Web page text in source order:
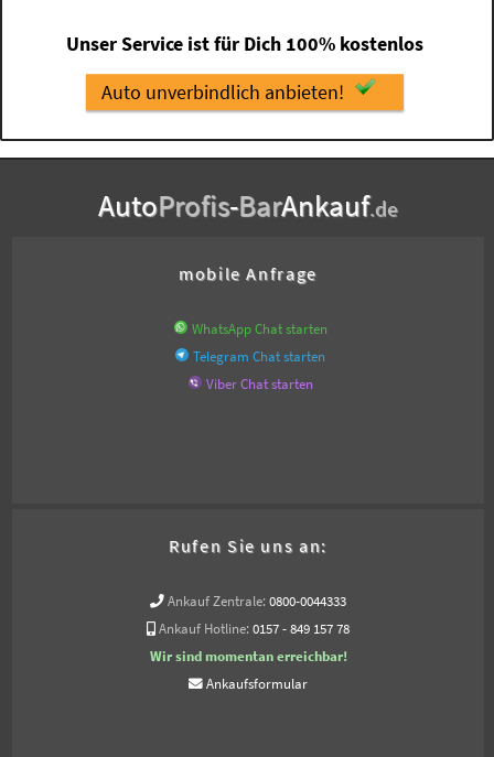
Unser Service ist für Dich 100% kostenlos
Auto unverbindlich anbieten!
AutoProfis-BarAnkauf.de
mobile Anfrage
WhatsApp Chat starten
Telegram Chat starten
Viber Chat starten
Rufen Sie uns an:
Ankauf Zentrale: 0800-0044333
Ankauf Hotline: 0157 - 849 157 78
Wir sind momentan erreichbar!
Ankaufsformular